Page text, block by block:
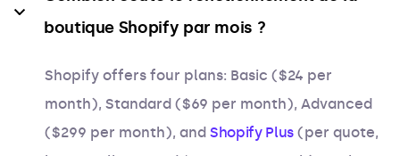
boutique Shopify par mois ?
Shopify offers four plans: Basic ($24 per
month), Standard ($69 per month), Advanced
($299 per month), and Shopify Plus (per quote,